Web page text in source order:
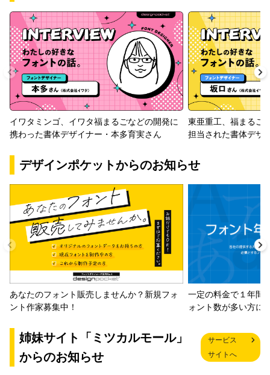
イワタミンゴ、イワタ福まるごなどの開発に
携わった書体デザイナー・本多育実さん
東亜重工、福まるご
担当された書体デザ
デザインポケットからのお知らせ
あなたのフォント販売しませんか？新規フォ
ント作家募集中！
一定の料金で１年間
ォント数が多い方に
姉妹サイト「ミツカルモール」
からのお知らせ
サービス
サイトへ